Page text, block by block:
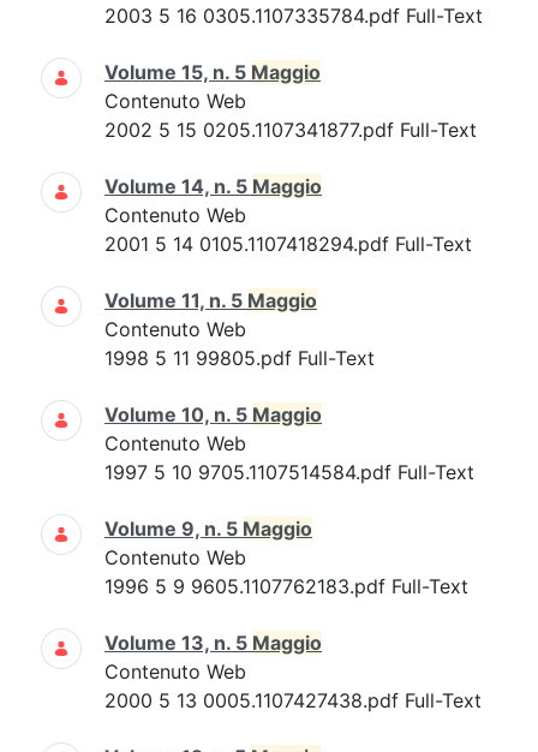
2003 5 16 0305.1107335784.pdf Full-Text
Volume 15, n. 5 Maggio
Contenuto Web
2002 5 15 0205.1107341877.pdf Full-Text
Volume 14, n. 5 Maggio
Contenuto Web
2001 5 14 0105.1107418294.pdf Full-Text
Volume 11, n. 5 Maggio
Contenuto Web
1998 5 11 99805.pdf Full-Text
Volume 10, n. 5 Maggio
Contenuto Web
1997 5 10 9705.1107514584.pdf Full-Text
Volume 9, n. 5 Maggio
Contenuto Web
1996 5 9 9605.1107762183.pdf Full-Text
Volume 13, n. 5 Maggio
Contenuto Web
2000 5 13 0005.1107427438.pdf Full-Text